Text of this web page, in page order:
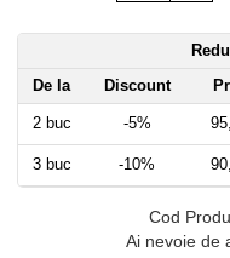
De la
Discount
2buc -5%
3buc -10%
Cod
Ai nevoie de